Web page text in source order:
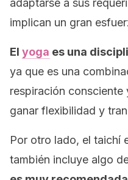
adaptarse a sus
implican un gran
El yoga es una
ya que es una
respiración consciente
ganar flexibilidad y
Por otro lado, el taichí
también incluye algo